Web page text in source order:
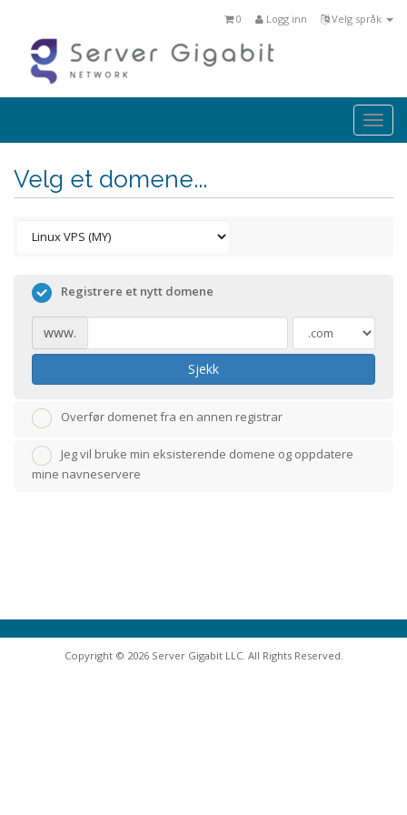
Velg språk
Logg inn
0
Velg et domene...
Registrere et nytt domene
www.
Sjekk
Overfør domenet fra en annen registrar
Jeg vil bruke min eksisterende domene og oppdatere
mine navneservere
Copyright © 2026 Server Gigabit LLC. All Rights Reserved.